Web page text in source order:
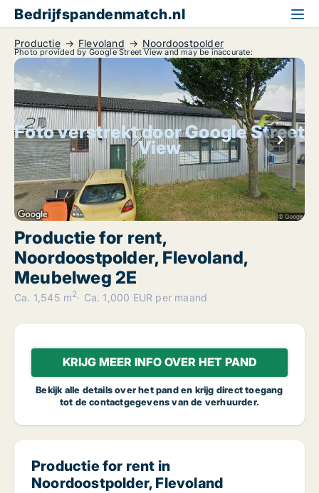
Bedrijfspandenmatch.nl
Productie Flevoland Noordoostpolder
Photo provided by Google Street View and may be inaccurate:
Foto verstrekt door Google Street
View
Productie for rent,
Noordoostpolder, Flevoland,
Meubelweg 2E
Ca. 1,545 m2 Ca. 1,000 EUR per maand
KRIJG MEER INFO OVER HET PAND
Bekijk alle details over het pand en krijg direct toegang
tot de contactgegevens van de verhuurder.
Productie for rent in
Noordoostpolder, Flevoland